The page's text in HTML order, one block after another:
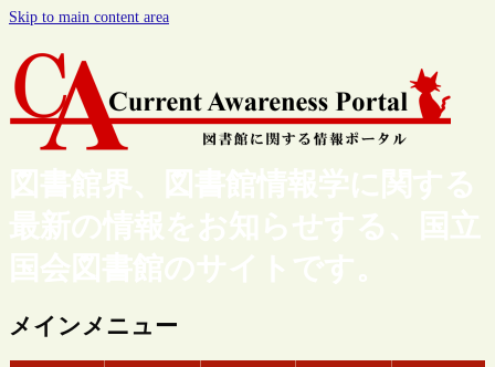
Skip to main content area
図書館界、図書館情報学に関する
最新の情報をお知らせする、国立
国会図書館のサイトです。
メインメニュー